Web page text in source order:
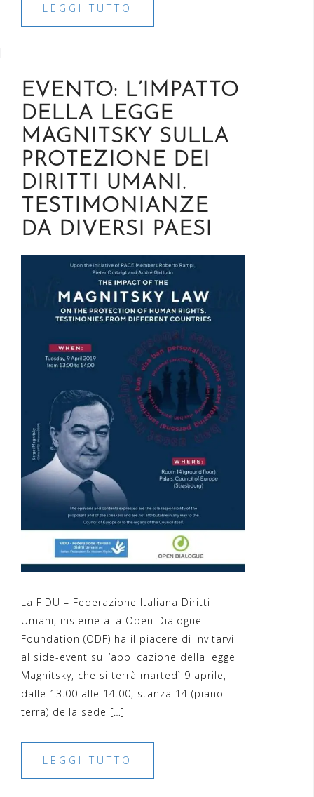
LEGGI TUTTO
EVENTO: L’IMPATTO
DELLA LEGGE
MAGNITSKY SULLA
PROTEZIONE DEI
DIRITTI UMANI.
TESTIMONIANZE
DA DIVERSI PAESI
La FIDU – Federazione Italiana Diritti
Umani, insieme alla Open Dialogue
Foundation (ODF) ha il piacere di invitarvi
al side-event sull’applicazione della legge
Magnitsky, che si terrà martedì 9 aprile,
dalle 13.00 alle 14.00, stanza 14 (piano
terra) della sede […]
LEGGI TUTTO